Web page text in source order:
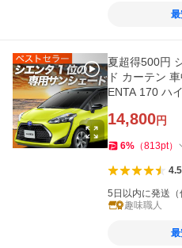
最
夏超得500円
ド カーテン
ENTA 170 ハ
14,800円
6% （813pt）
5日以内に発送（
趣味職人
最